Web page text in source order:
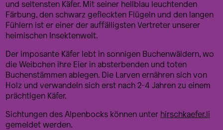
und seltensten Käfer. Mit seiner hellblau leuchtenden
Färbung, den schwarz gefleckten Flügeln und den langen
Fühlern ist er einer der auffälligsten Vertreter unserer
heimischen Insektenwelt.
Der imposante Käfer lebt in sonnigen Buchenwäldern, wo
die Weibchen ihre Eier in absterbenden und toten
Buchenstämmen ablegen. Die Larven ernähren sich von
Holz und verwandeln sich erst nach 2-4 Jahren zu einem
prächtigen Käfer.
Sichtungen des Alpenbocks können unter hirschkaefer.li
gemeldet werden.